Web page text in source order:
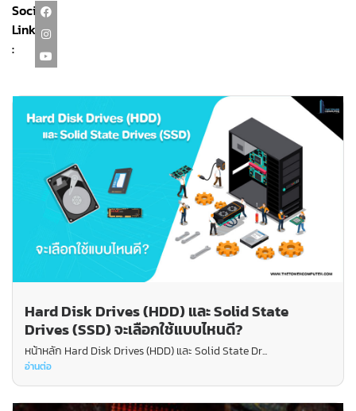
Social
Link
:
Hard Disk Drives (HDD) และ Solid State
Drives (SSD) จะเลือกใช้แบบไหนดี?
หน้าหลัก Hard Disk Drives (HDD) และ Solid State Dr...
อ่านต่อ